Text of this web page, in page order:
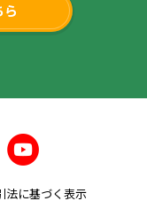
法に基づく表示